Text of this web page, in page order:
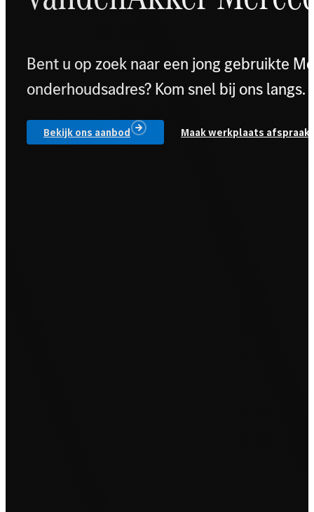
Bent u op zoek naar een jong gebruikte
onderhoudsadres? Kom snel bij ons langs.
Bekijk ons aanbod Maak werkplaats afspraak